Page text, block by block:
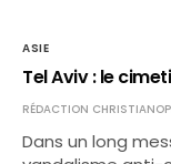
ASIE
Tel Aviv : le
RÉDACTION
Dans un long